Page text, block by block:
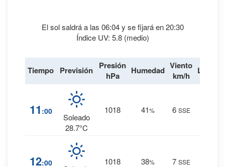
El sol saldrá a las 06:04 y se fijará en 20:30
Índice UV: 5.8 (medio)
Tiempo Previsión Presión
hPa
Humedad Viento
km/h
Lluvia
11 :00
Soleado
28.7°C
1018 41% 6 SSE
12:00 1018 38% 7 SSE